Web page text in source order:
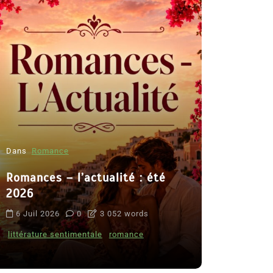
Dans Romance
Romances – l’actualité : été
2026
6 Juil 2026 0 3 052 words
littérature sentimentale romance